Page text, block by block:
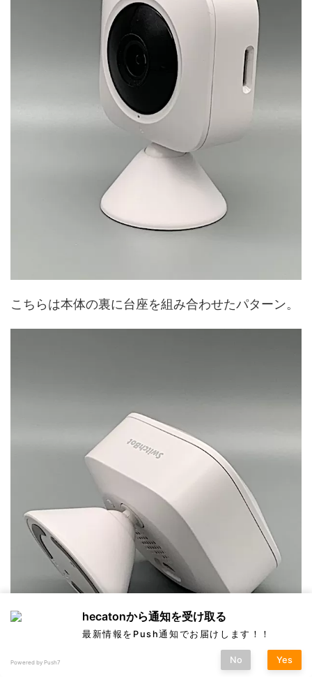
こちらは本体の裏に台座を組み合わせたパターン。
hecatonから通知を受け取る
最新情報をPush通知でお届けします！！
Powered by Push7 No Yes